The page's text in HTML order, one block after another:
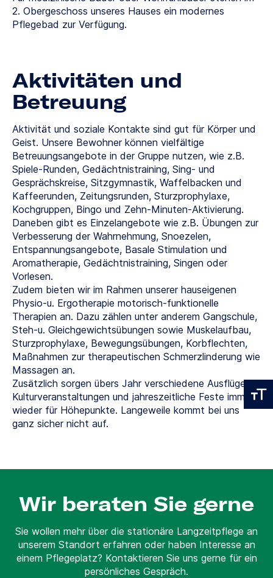
2. Obergeschoss unseres Hauses ein modernes
Pflegebad zur Verfügung.
Aktivitäten und
Betreuung
Aktivität und soziale Kontakte sind gut für Körper und
Geist. Unsere Bewohner können vielfältige
Betreuungsangebote in der Gruppe nutzen, wie z.B.
Spiele-Runden, Gedächtnistraining, Sing- und
Gesprächskreise, Sitzgymnastik, Waffelbacken und
Kaffeerunden, Zeitungsrunden, Sturzprophylaxe,
Kochgruppen, Bingo und Zehn-Minuten-Aktivierung.
Daneben gibt es Einzelangebote wie z.B. Übungen zur
Verbesserung der Wahrnehmung, Snoezelen,
Entspannungsangebote, Basale Stimulation und
Aromatherapie, Gedächtnistraining, Singen oder
Vorlesen.
Zudem bieten wir im Rahmen unserer hauseigenen
Physio-u. Ergotherapie motorisch-funktionelle
Therapien an. Dazu zählen unter anderem Gangschule,
Steh-u. Gleichgewichtsübungen sowie Muskelaufbau,
Sturzprophylaxe, Bewegungsübungen, Korbflechten,
Maßnahmen zur therapeutischen Schmerzlinderung wie
Massagen an.
Zusätzlich sorgen übers Jahr verschiedene Ausflüge,
Kulturveranstaltungen und jahreszeitliche Feste immer
wieder für Höhepunkte. Langeweile kommt bei uns
ganz sicher nicht auf.
Wir beraten Sie gerne
Sie wollen mehr über die stationäre Langzeitpflege an
unserem Standort erfahren oder haben Interesse an
einem Pflegeplatz? Kontaktieren Sie uns gerne für ein
persönliches Gespräch.